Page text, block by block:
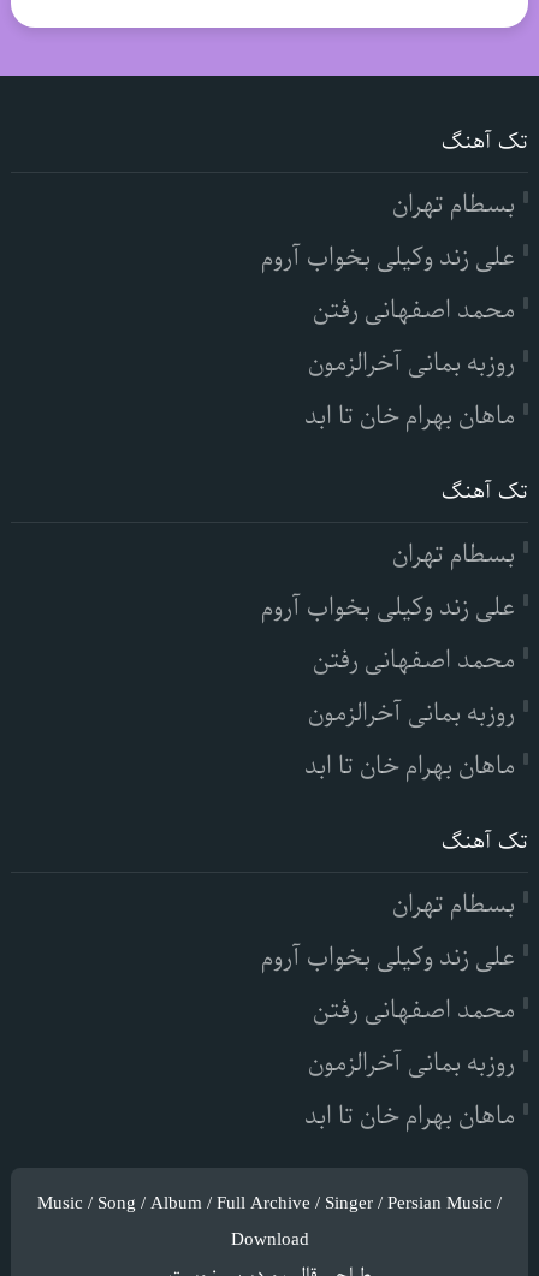
تک آهنگ
بسطام تهران
علی زند وکیلی بخواب آروم
محمد اصفهانی رفتن
روزبه بمانی آخرالزمون
ماهان بهرام خان تا ابد
تک آهنگ
بسطام تهران
علی زند وکیلی بخواب آروم
محمد اصفهانی رفتن
روزبه بمانی آخرالزمون
ماهان بهرام خان تا ابد
تک آهنگ
بسطام تهران
علی زند وکیلی بخواب آروم
محمد اصفهانی رفتن
روزبه بمانی آخرالزمون
ماهان بهرام خان تا ابد
Music / Song / Album / Full Archive / Singer / Persian Music /
Download